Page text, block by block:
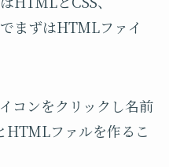
まずはHTMLファイ
コンをクリックし名前
ファルを作るこ